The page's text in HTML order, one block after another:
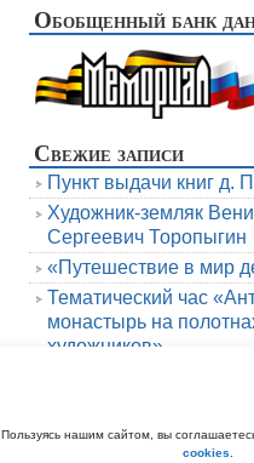
Пользуясь нашим сайтом, вы
cookies
Обобщенный банк
Свежие записи
Пункт выдачи книг д.
Художник-земляк
Сергеевич Торопыгин
«Путешествие в мир
Тематический час
монастырь на
художников»
Архивы